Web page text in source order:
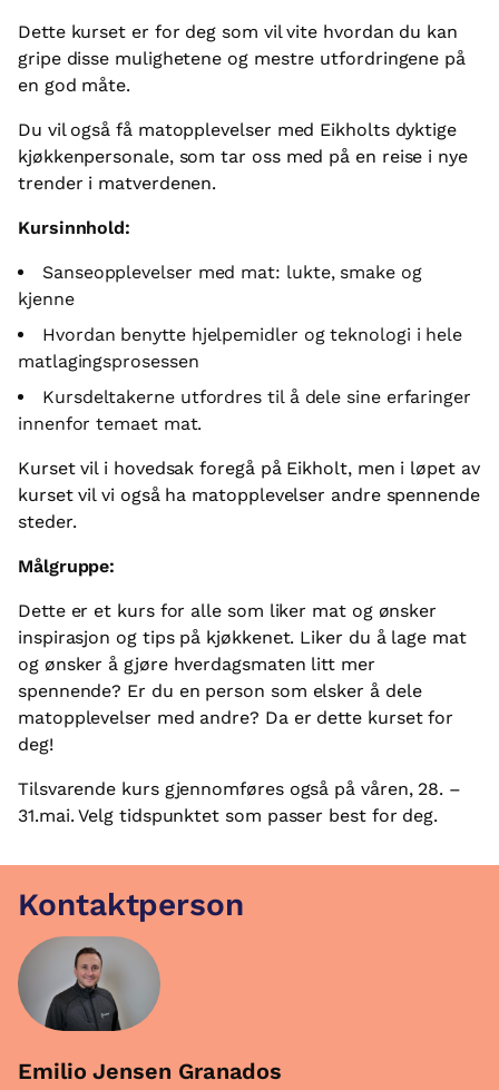
Dette kurset er for deg som vil vite hvordan du kan
gripe disse mulighetene og mestre utfordringene på
en god måte.
Du vil også få matopplevelser med Eikholts dyktige
kjøkkenpersonale, som tar oss med på en reise i nye
trender i matverdenen.
Kursinnhold:
Sanseopplevelser med mat: lukte, smake og
kjenne
Hvordan benytte hjelpemidler og teknologi i hele
matlagingsprosessen
Kursdeltakerne utfordres til å dele sine erfaringer
innenfor temaet mat.
Kurset vil i hovedsak foregå på Eikholt, men i løpet av
kurset vil vi også ha matopplevelser andre spennende
steder.
Målgruppe:
Dette er et kurs for alle som liker mat og ønsker
inspirasjon og tips på kjøkkenet. Liker du å lage mat
og ønsker å gjøre hverdagsmaten litt mer
spennende? Er du en person som elsker å dele
matopplevelser med andre? Da er dette kurset for
deg!
Tilsvarende kurs gjennomføres også på våren, 28. –
31.mai. Velg tidspunktet som passer best for deg.
Kontaktperson
Emilio Jensen Granados